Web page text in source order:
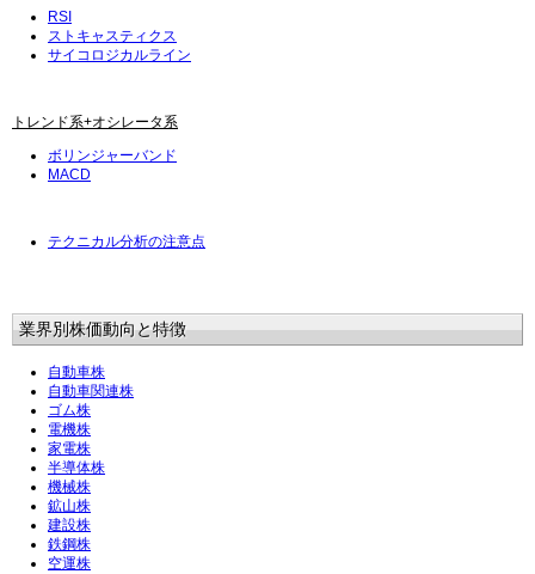
RSI
ストキャスティクス
サイコロジカルライン
トレンド系+オシレータ系
ボリンジャーバンド
MACD
テクニカル分析の注意点
業界別株価動向と特徴
自動車株
自動車関連株
ゴム株
電機株
家電株
半導体株
機械株
鉱山株
建設株
鉄鋼株
空運株